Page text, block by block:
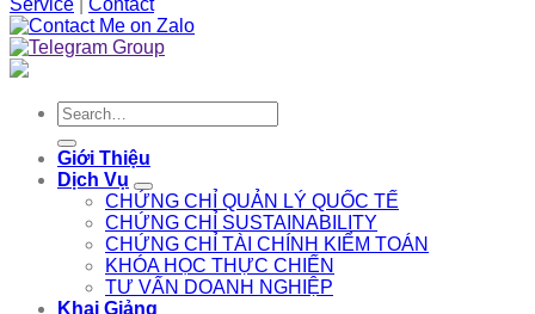
Service Contact
Search
for:
Giới Thiệu
Dịch Vụ
CHỨNG CHỈ QUẢN LÝ QUỐC TẾ
CHỨNG CHỈ SUSTAINABILITY
CHỨNG CHỈ TÀI CHÍNH KIỂM TOÁN
KHÓA HỌC THỰC CHIẾN
TƯ VẤN DOANH NGHIỆP
Khai Giảng